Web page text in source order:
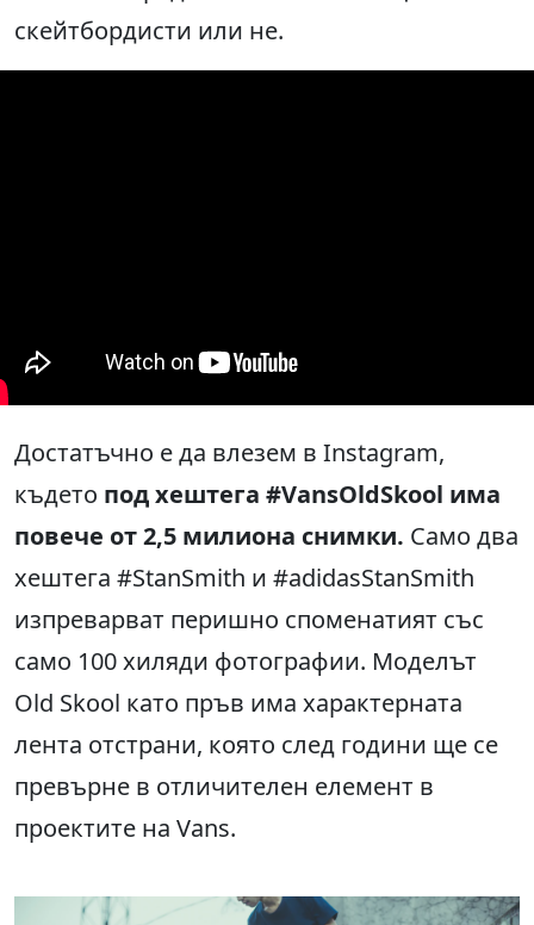
скейтбордисти или не.
Достатъчно е да влезем в Instagram,
където под хештега #VansOldSkool има
повече от 2,5 милиона снимки. Само два
хештега #StanSmith и #adidasStanSmith
изпреварват перишно споменатият със
само 100 хиляди фотографии. Моделът
Old Skool като пръв има характерната
лента отстрани, която след години ще се
превърне в отличителен елемент в
проектите на Vans.